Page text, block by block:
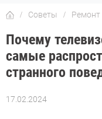
Советы Ремонт
Почему
самые
странного
17.02.2024
Автор: